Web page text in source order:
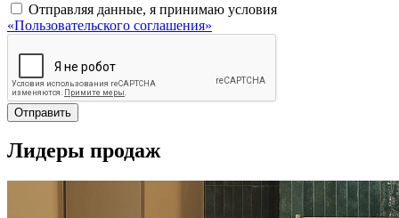
Отправляя данные, я принимаю условия
«Пользовательского соглашения»
Отправить
Лидеры продаж